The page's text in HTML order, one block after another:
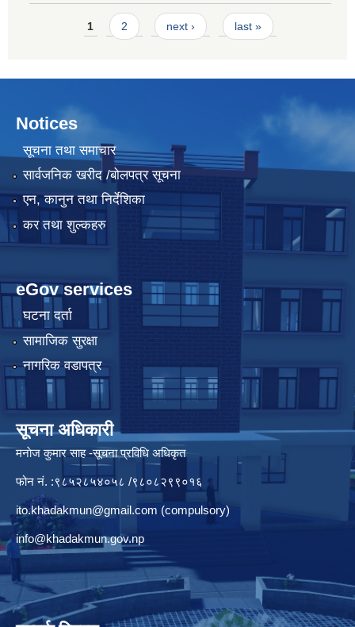
Pages1 2 next › last »
Notices
सूचना तथा समाचार
सार्वजनिक खरीद /बोलपत्र सूचना
एन, कानुन तथा निर्देशिका
कर तथा शुल्कहरु
eGov services
घटना दर्ता
सामाजिक सुरक्षा
नागरिक वडापत्र
सूचना अधिकारी
मनाेज कुमार साह -सूचना प्रविधि अधिकृत
फोन नं. :९८५२८५४०५८ /९८०८२९९०१६
ito.khadakmun@gmail.com (compulsory)
info@khadakmun.gov.np